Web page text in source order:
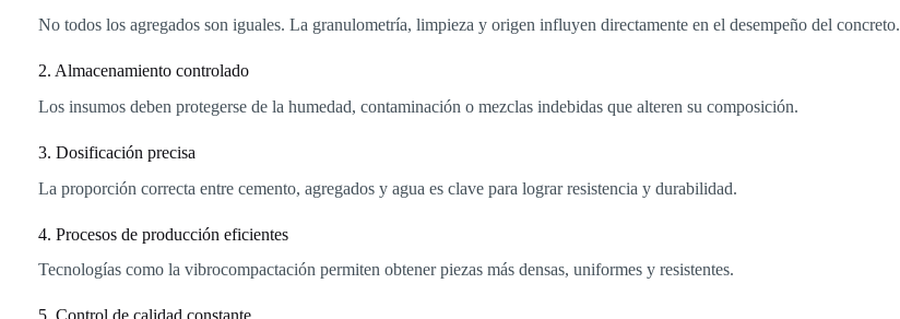
No todos los agregados son iguales. La granulometría, limpieza y origen influyen directamente en el desempeño del concreto.
2. Almacenamiento controlado
Los insumos deben protegerse de la humedad, contaminación o mezclas indebidas que alteren su composición.
3. Dosificación precisa
La proporción correcta entre cemento, agregados y agua es clave para lograr resistencia y durabilidad.
4. Procesos de producción eficientes
Tecnologías como la vibrocompactación permiten obtener piezas más densas, uniformes y resistentes.